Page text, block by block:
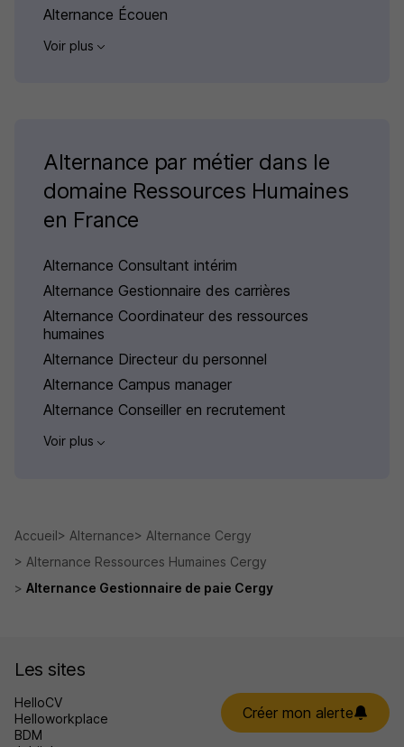
Créer mon alerte
Alternance Écouen
Voir plus
Alternance par métier dans le
domaine Ressources Humaines
en France
Alternance Consultant intérim
Alternance Gestionnaire des carrières
Alternance Coordinateur des ressources
humaines
Alternance Directeur du personnel
Alternance Campus manager
Alternance Conseiller en recrutement
Voir plus
Accueil Alternance
Alternance Cergy
Alternance Ressources Humaines Cergy
Alternance Gestionnaire de paie Cergy
Les sites
HelloCV
Helloworkplace
BDM